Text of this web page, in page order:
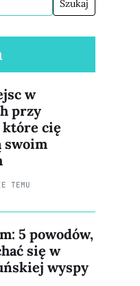
w
przy
cię
swoim
TEMU
5 powodów,
się w
wyspy